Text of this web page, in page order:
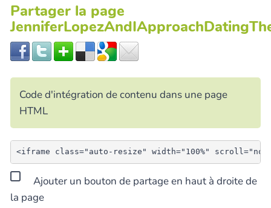
e
r
c
e
Partager la page
Code d'intégration de contenu dans une page
HTML
Ajouter un bouton de partage en haut à droite de
la page